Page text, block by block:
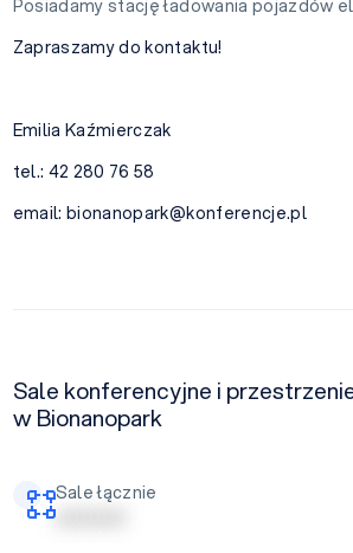
Posiadamy stację ładowania pojazdów
Zapraszamy do kontaktu!
Emilia Kaźmierczak
tel.: 42 280 76 58
email: bionanopark@konferencje.pl
Sale konferencyjne i
w Bionanopark
Sale łącznie
| | | | | | | | | |